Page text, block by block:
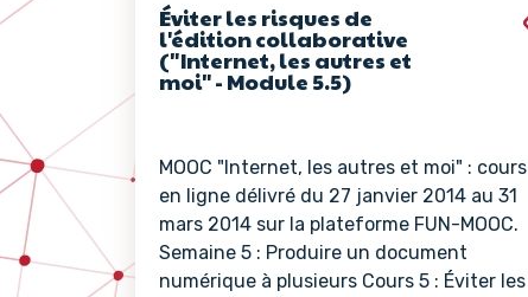
Éviter les risques de
l'édition collaborative
("Internet, les autres et
moi" - Module 5.5)
MOOC "Internet, les autres et moi" : cours
en ligne délivré du 27 janvier 2014 au 31
mars 2014 sur la plateforme FUN-MOOC.
Semaine 5 : Produire un document
numérique à plusieurs Cours 5 : Éviter les